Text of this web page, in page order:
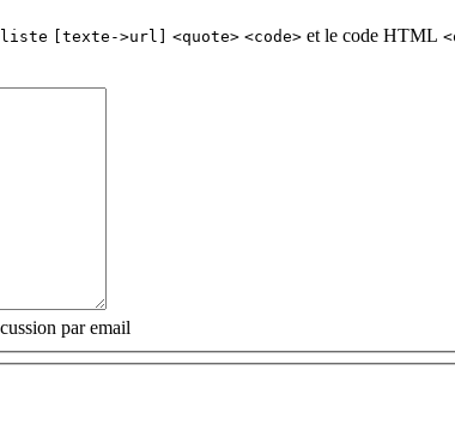
[texte->url] <quote> <code> et le code HTML
par email